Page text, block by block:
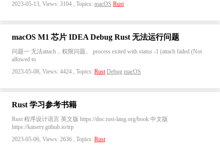
2023-05-13, Views: 3104 , Topics: macOS Rust
macOS M1 芯片 IDEA Debug Rust 无法运行问题
问题一 无法attach，权限问题。 process exited with status -1 (attach failed (Not
allowed to
2023-05-08, Views: 4424 , Topics: Rust Debug macOS
Rust 学习参考书籍
Rust 程序设计语言 英文版 https://doc.rust-lang.org/book 中文版
https://kaisery.github.io/trp
2023-05-06, Views: 2636 , Topics: Rust